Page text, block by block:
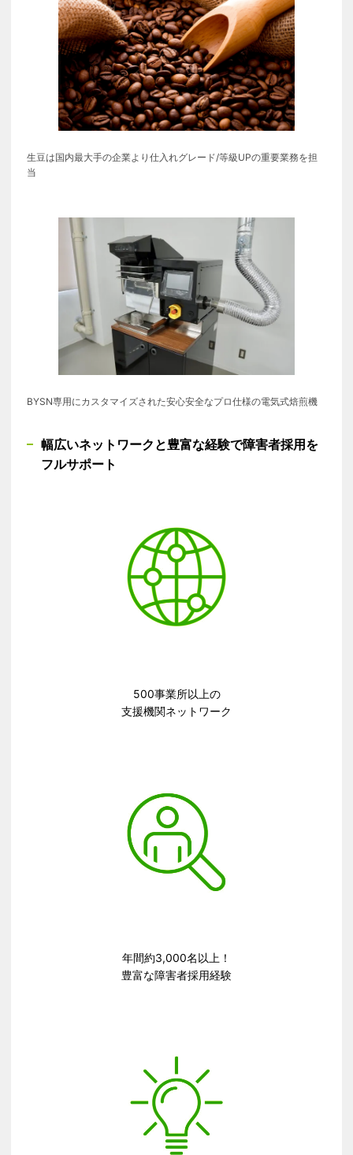
生豆は国内最大手の企業より仕入れ​グレード/等級UPの重要業務を担
当​
BYSN専用にカスタマイズされた安心安全なプロ仕様の電気式焙煎機
幅広いネットワークと​豊富な経験で​障害者採用を
フルサポート​
500事業所以上の​
支援機関ネットワーク​
年間約3,000名以上！​
豊富な障害者採用経験​